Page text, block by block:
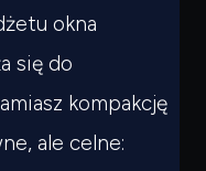
okna
się do
kompakcję
ale celne: